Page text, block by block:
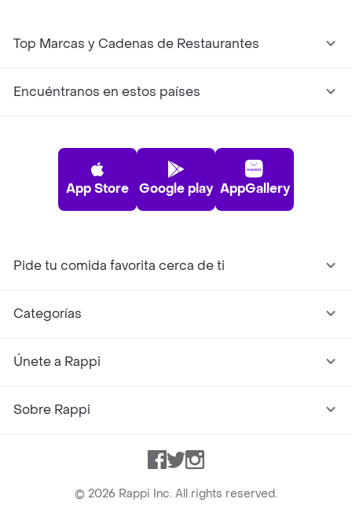
Top Marcas y Cadenas de Restaurantes
Encuéntranos en estos países
App Store Google play AppGallery
Pide tu comida favorita cerca de ti
Categorías
Únete a Rappi
Sobre Rappi
Facebook
TwitterInstagram
© 2026 Rappi Inc. All rights reserved.